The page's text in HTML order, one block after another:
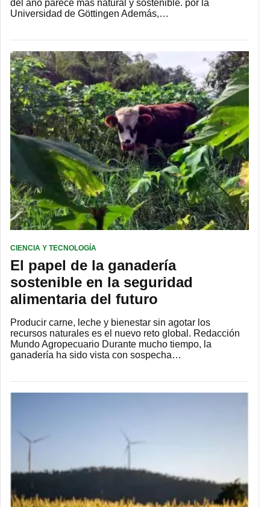
del año parece más natural y sostenible. por la
Universidad de Göttingen Además,…
CIENCIA Y TECNOLOGÍA
El papel de la ganadería
sostenible en la seguridad
alimentaria del futuro
Producir carne, leche y bienestar sin agotar los
recursos naturales es el nuevo reto global. Redacción
Mundo Agropecuario Durante mucho tiempo, la
ganadería ha sido vista con sospecha…